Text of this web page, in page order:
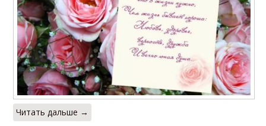
Читать дальше →